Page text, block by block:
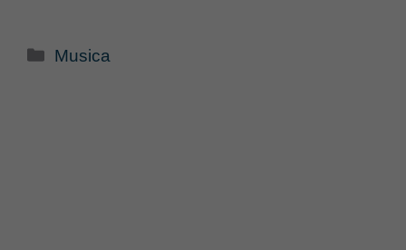
Categorie
Musica